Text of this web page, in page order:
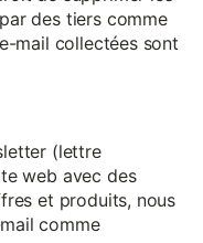
des tiers comme
mail collectées sont
(lettre
web avec des
et produits, nous
comme